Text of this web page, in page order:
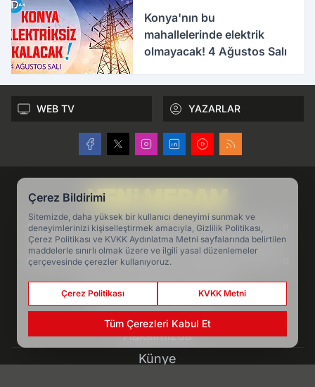
Konya'nın bu
mahallelerinde elektrik
olmayacak! 4 Ağustos Salı
WEB TV YAZARLAR
Konya'nın en köklü haber markası Yeni Meram ile
konya haber ve son dakika gelişmelerini, Konya
gündeminden köşe yazılarını ve Konya politika ve
www.yenimeram.com.tr
Hakkımızda
Künye
Çerez Bildirimi
Sitemizde, daha yüksek bir kullanıcı deneyimi sunmak ve
deneyimlerinizi kişiselleştirmek amacıyla, Gizlilik Politikası,
Çerez Politikası ve KVKK Aydınlatma Metni sayfalarında belirtilen
maddelerle sınırlı olmak üzere ve ilgili yasal düzenlemeler
çerçevesinde çerezler kullanıyoruz.
Çerez Politikası KVKK Metni
Tüm Çerezleri Kabul Et